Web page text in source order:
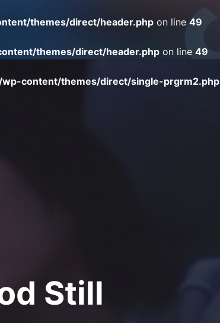
themes/direct/header.php on line 49
themes/direct/header.php on line 49
content/themes/direct/single-prgrm2.php
Still